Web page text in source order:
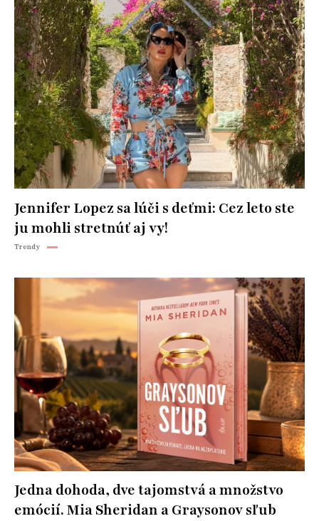
Jennifer Lopez sa lúči s deťmi: Cez leto ste
ju mohli stretnúť aj vy!
Trendy
Jedna dohoda, dve tajomstvá a množstvo
emócií. Mia Sheridan a Graysonov sľub